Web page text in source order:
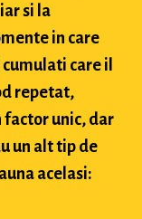
si la
in care
care il
repetat,
factor unic, dar
un alt tip de
acelasi: